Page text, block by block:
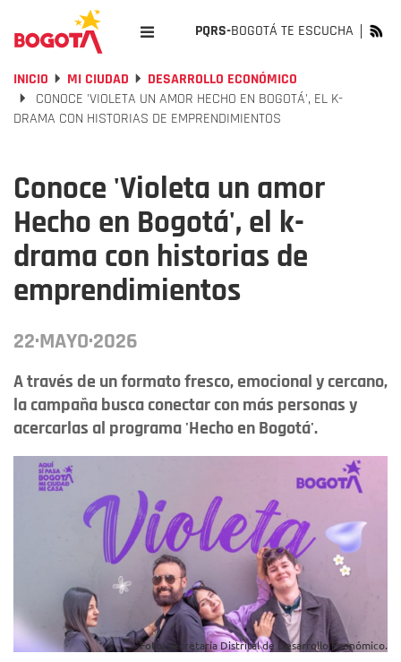
PQRS-BOGOTÁ TE ESCUCHA
INICIO MI CIUDAD
DESARROLLO ECONÓMICO
CONOCE 'VIOLETA UN AMOR HECHO EN BOGOTÁ', EL K-
DRAMA CON HISTORIAS DE EMPRENDIMIENTOS
Conoce 'Violeta un amor
Hecho en Bogotá', el k-
drama con historias de
emprendimientos
22·MAYO·2026
A través de un formato fresco, emocional y cercano,
la campaña busca conectar con más personas y
acercarlas al programa 'Hecho en Bogotá'.
Foto: Secretaría Distrital de Desarrollo Económico.